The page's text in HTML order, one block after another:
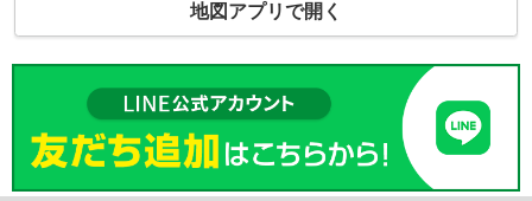
地図アプリで開く